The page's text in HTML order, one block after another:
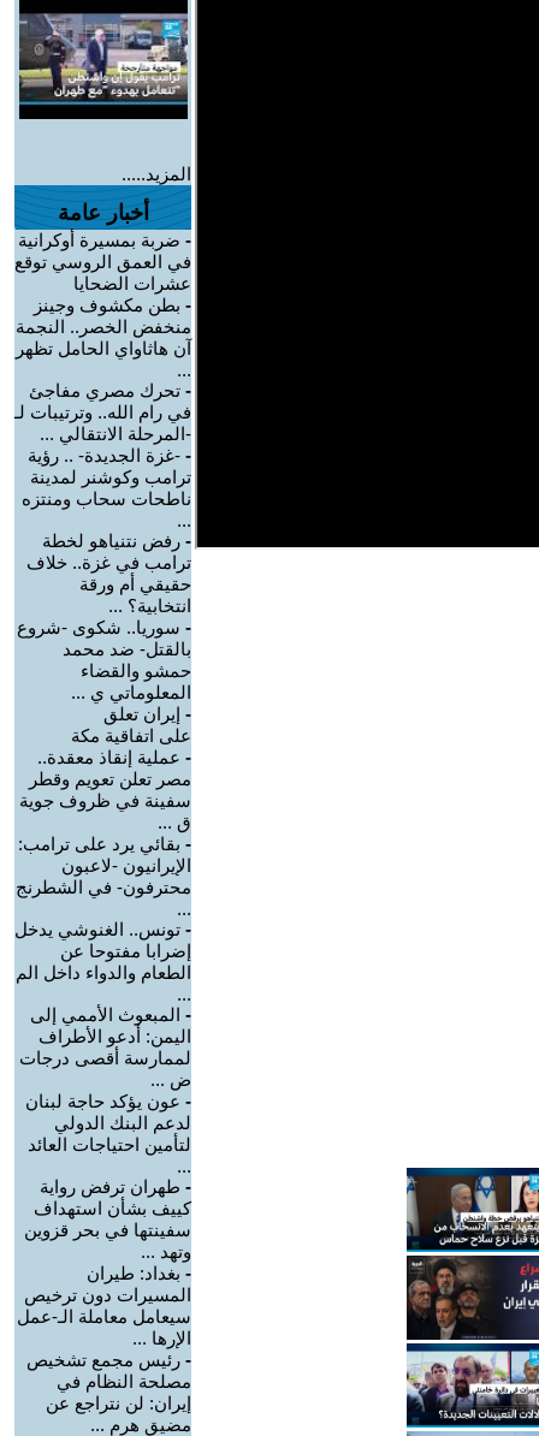
المزيد.....
أخبار عامة
- ضربة بمسيرة أوكرانية
في العمق الروسي توقع
عشرات الضحايا
- بطن مكشوف وجينز
منخفض الخصر.. النجمة
آن هاثاواي الحامل تظهر
...
- تحرك مصري مفاجئ
في رام الله.. وترتيبات لـ
-المرحلة الانتقالي ...
- -غزة الجديدة- .. رؤية
ترامب وكوشنر لمدينة
ناطحات سحاب ومنتزه
...
- رفض نتنياهو لخطة
ترامب في غزة.. خلاف
حقيقي أم ورقة
انتخابية؟ ...
- سوريا.. شكوى -شروع
بالقتل- ضد محمد
حمشو والقضاء
المعلوماتي ي ...
- إيران تعلق
على اتفاقية مكة
- عملية إنقاذ معقدة..
مصر تعلن تعويم وقطر
سفينة في ظروف جوية
ق ...
- بقائي يرد على ترامب:
الإيرانيون -لاعبون
محترفون- في الشطرنج
...
- تونس.. الغنوشي يدخل
إضرابا مفتوحا عن
الطعام والدواء داخل الم
...
- ‏المبعوث الأممي إلى
اليمن: أدعو الأطراف
لممارسة أقصى درجات
ض ...
- عون يؤكد حاجة لبنان
لدعم البنك الدولي
لتأمين احتياجات العائد
...
- طهران ترفض رواية
كييف بشأن استهداف
سفينتها في بحر قزوين
وتهد ...
- بغداد: طيران
المسيرات دون ترخيص
سيعامل معاملة الـ-عمل
الإرها ...
- رئيس مجمع تشخيص
مصلحة النظام في
إيران: لن نتراجع عن
مضيق هرم ...